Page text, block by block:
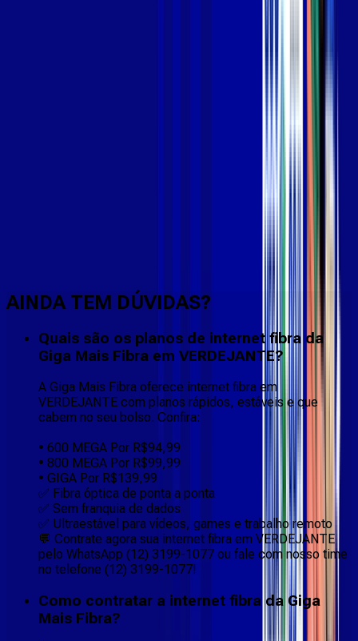
AINDA TEM DÚVIDAS?
Quais são os planos de internet fibra da
Giga Mais Fibra em VERDEJANTE?
A Giga Mais Fibra oferece internet fibra em
VERDEJANTE com planos rápidos, estáveis e que
cabem no seu bolso. Confira:
• 600 MEGA Por R$94,99
• 800 MEGA Por R$99,99
• GIGA Por R$139,99
✅ Fibra óptica de ponta a ponta
✅ Sem franquia de dados
✅ Ultraestável para vídeos, games e trabalho remoto
💬 Contrate agora sua internet fibra em VERDEJANTE
pelo WhatsApp (12) 3199-1077 ou fale com nosso time
no telefone (12) 3199-1077!
Como contratar a internet fibra da Giga
Mais Fibra?